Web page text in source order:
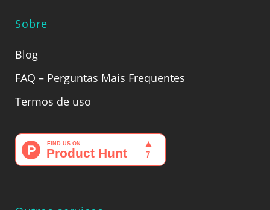
Sobre
Blog
FAQ – Perguntas Mais Frequentes
Termos de uso